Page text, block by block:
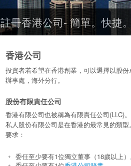
註冊香港公司- 簡單。快捷
香港公司
投資者若希望在香港創業，可以選擇以股
辦事處，海外分行。
股份有限責任公司
香港有限公司也被稱為有限責任公司(LLC)。
私人股份有限公司是在香港的最常見的類
要求：
委任至少要有1位獨立董事（18歲以上）